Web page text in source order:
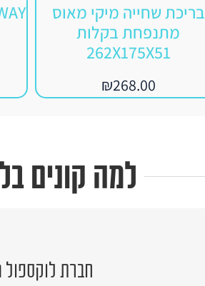
בריכת שחייה מיקי מאוס
מתנפחת בקלות
262X175X51
₪268.00
למה קונים
חברת לוקספול